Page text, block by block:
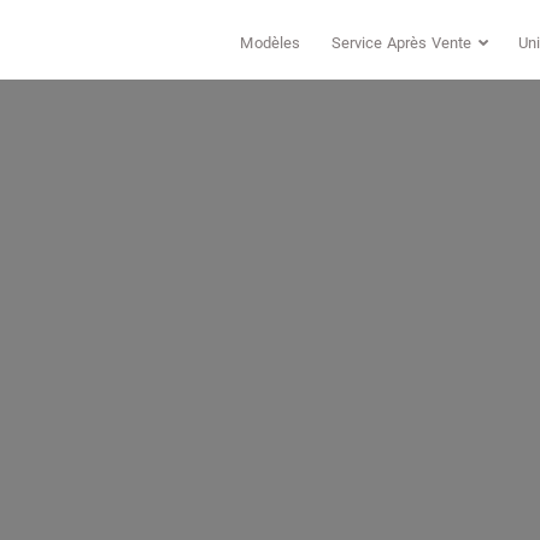
Modèles Service Après Vente